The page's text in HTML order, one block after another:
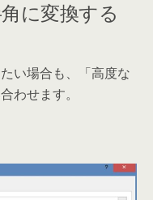
に変換する
い場合も、「高度な
わせます。